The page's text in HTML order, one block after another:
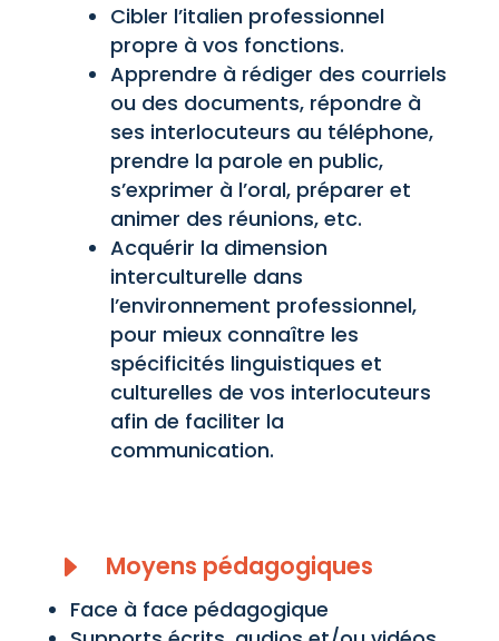
Cibler l’italien professionnel
propre à vos fonctions.
Apprendre à rédiger des courriels
ou des documents, répondre à
ses interlocuteurs au téléphone,
prendre la parole en public,
s’exprimer à l’oral, préparer et
animer des réunions, etc.
Acquérir la dimension
interculturelle dans
l’environnement professionnel,
pour mieux connaître les
spécificités linguistiques et
culturelles de vos interlocuteurs
afin de faciliter la
communication.
E Moyens pédagogiques
Face à face pédagogique